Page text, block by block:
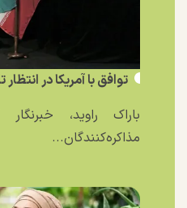
توافق با آمریکا در
باراک راوید،
مذاکره‌کنندگان...